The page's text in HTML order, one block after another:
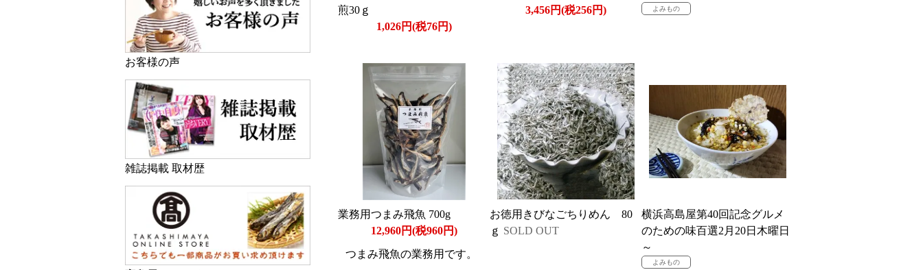
煎30ｇ
1,026円(税76円)
3,456円(税256円)
業務用つまみ飛魚 700g
12,960円(税960円)
つまみ飛魚の業務用です。
お徳用きびなごちりめん 80
ｇ SOLD OUT
横浜高島屋第40回記念グルメ
のための味百選2月20日木曜日
～
お客様の声
雑誌掲載 取材歴